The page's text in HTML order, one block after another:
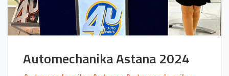
Automechanika Astana 2024